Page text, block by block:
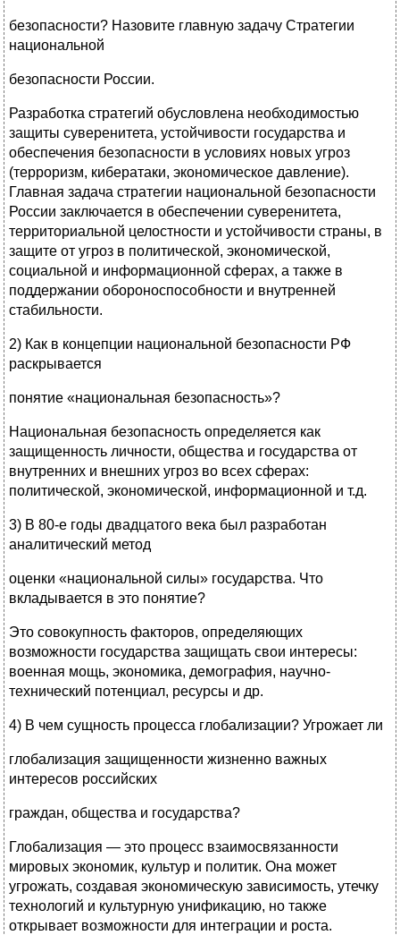
безопасности? Назовите главную задачу Стратегии
национальной
безопасности России.
Разработка стратегий обусловлена необходимостью
защиты суверенитета, устойчивости государства и
обеспечения безопасности в условиях новых угроз
(терроризм, кибератаки, экономическое давление).
Главная задача стратегии национальной безопасности
России заключается в обеспечении суверенитета,
территориальной целостности и устойчивости страны, в
защите от угроз в политической, экономической,
социальной и информационной сферах, а также в
поддержании обороноспособности и внутренней
стабильности.
2) Как в концепции национальной безопасности РФ
раскрывается
понятие «национальная безопасность»?
Национальная безопасность определяется как
защищенность личности, общества и государства от
внутренних и внешних угроз во всех сферах:
политической, экономической, информационной и т.д.
3) В 80-е годы двадцатого века был разработан
аналитический метод
оценки «национальной силы» государства. Что
вкладывается в это понятие?
Это совокупность факторов, определяющих
возможности государства защищать свои интересы:
военная мощь, экономика, демография, научно-
технический потенциал, ресурсы и др.
4) В чем сущность процесса глобализации? Угрожает ли
глобализация защищенности жизненно важных
интересов российских
граждан, общества и государства?
Глобализация — это процесс взаимосвязанности
мировых экономик, культур и политик. Она может
угрожать, создавая экономическую зависимость, утечку
технологий и культурную унификацию, но также
открывает возможности для интеграции и роста.